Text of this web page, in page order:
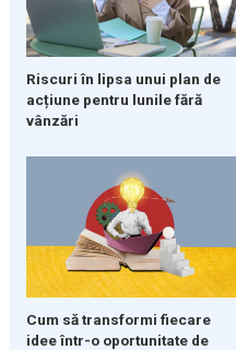
Riscuri în lipsa unui plan de
acțiune pentru lunile fără
vânzări
Cum să transformi fiecare
idee într-o oportunitate de